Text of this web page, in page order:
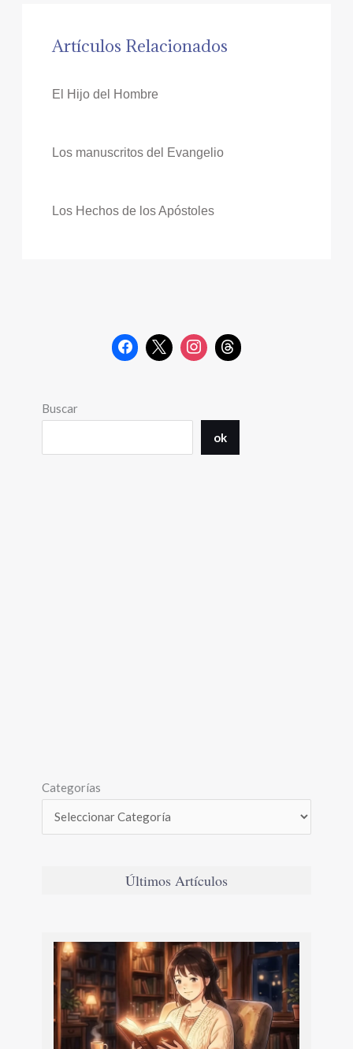
Artículos Relacionados
El Hijo del Hombre
Los manuscritos del Evangelio
Los Hechos de los Apóstoles
Buscar
ok
Categorías
Últimos Artículos